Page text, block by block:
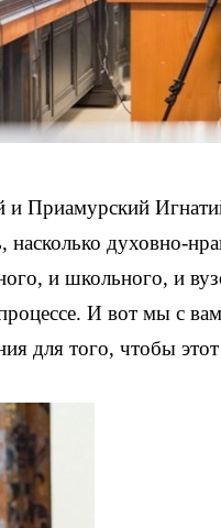
Приамурский
духовно-
и школьного, и
И вот мы с
для того, чтобы